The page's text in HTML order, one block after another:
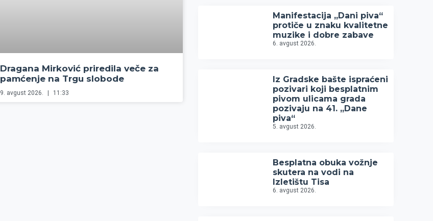
Dragana Mirković priredila veče za
pamćenje na Trgu slobode
9. avgust 2026. 11:33
Manifestacija „Dani piva“
protiče u znaku kvalitetne
muzike i dobre zabave
6. avgust 2026.
Iz Gradske bašte ispraćeni
pozivari koji besplatnim
pivom ulicama grada
pozivaju na 41. „Dane
piva“
5. avgust 2026.
Besplatna obuka vožnje
skutera na vodi na
Izletištu Tisa
6. avgust 2026.